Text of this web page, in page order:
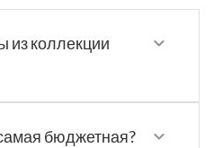
из коллекции
бюджетная?